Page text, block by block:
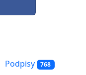
Podpisy 768